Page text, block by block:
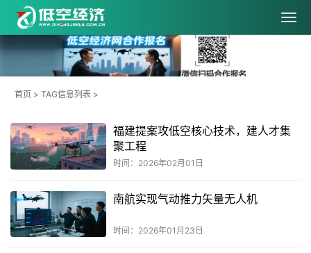
首页 > TAG信息列表 >
福建提案攻低空核心技术，建人才集
聚工程
时间：2026年02月01日
南航实现气动推力矢量无人机
时间：2026年01月23日